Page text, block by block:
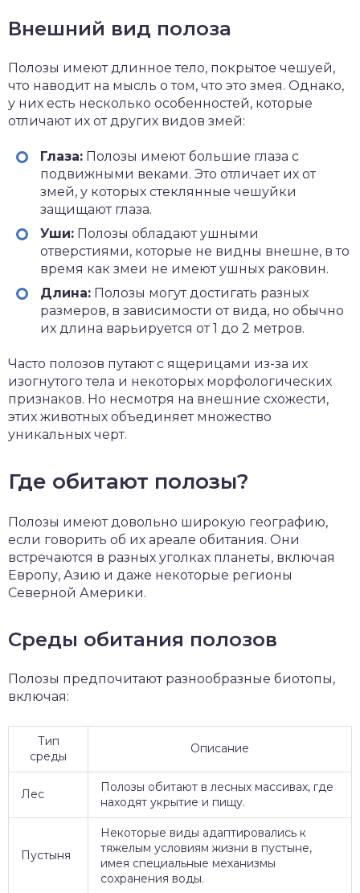
Внешний вид полоза
Полозы имеют длинное тело, покрытое чешуей,
что наводит на мысль о том, что это змея. Однако,
у них есть несколько особенностей, которые
отличают их от других видов змей:
Глаза: Полозы имеют большие глаза с
подвижными веками. Это отличает их от
змей, у которых стеклянные чешуйки
защищают глаза.
Уши: Полозы обладают ушными
отверстиями, которые не видны внешне, в то
время как змеи не имеют ушных раковин.
Длина: Полозы могут достигать разных
размеров, в зависимости от вида, но обычно
их длина варьируется от 1 до 2 метров.
Часто полозов путают с ящерицами из-за их
изогнутого тела и некоторых морфологических
признаков. Но несмотря на внешние схожести,
этих животных объединяет множество
уникальных черт.
Где обитают полозы?
Полозы имеют довольно широкую географию,
если говорить об их ареале обитания. Они
встречаются в разных уголках планеты, включая
Европу, Азию и даже некоторые регионы
Северной Америки.
Среды обитания полозов
Полозы предпочитают разнообразные биотопы,
включая:
Тип
среды
Описание
Лес
Полозы обитают в лесных массивах, где
находят укрытие и пищу.
Пустыня
Некоторые виды адаптировались к
тяжелым условиям жизни в пустыне,
имея специальные механизмы
сохранения воды.